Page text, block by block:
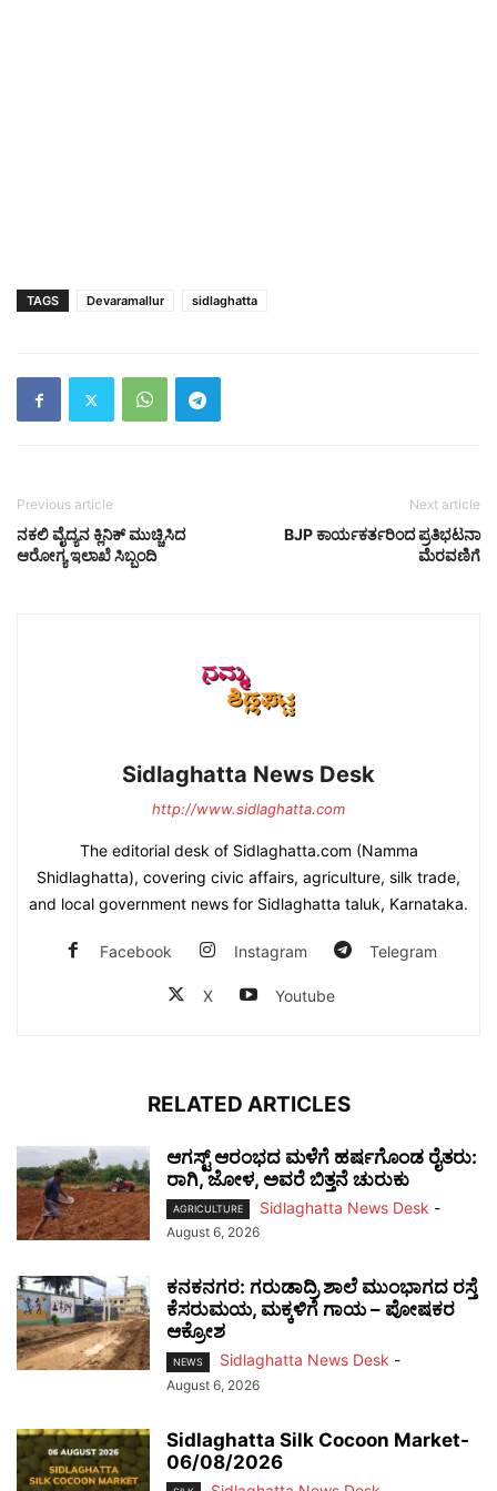
TAGS Devaramallur sidlaghatta
Previous article
ನಕಲಿ ವೈದ್ಯನ ಕ್ಲಿನಿಕ್ ಮುಚ್ಚಿಸಿದ
ಆರೋಗ್ಯ ಇಲಾಖೆ ಸಿಬ್ಬಂದಿ
Next article
BJP ಕಾರ್ಯಕರ್ತರಿಂದ ಪ್ರತಿಭಟನಾ
ಮೆರವಣಿಗೆ
Sidlaghatta News Desk
http://www.sidlaghatta.com
The editorial desk of Sidlaghatta.com (Namma
Shidlaghatta), covering civic affairs, agriculture, silk trade,
and local government news for Sidlaghatta taluk, Karnataka.
Facebook Instagram Telegram
X Youtube
RELATED ARTICLES
ಆಗಸ್ಟ್ ಆರಂಭದ ಮಳೆಗೆ ಹರ್ಷಗೊಂಡ ರೈತರು:
ರಾಗಿ, ಜೋಳ, ಅವರೆ ಬಿತ್ತನೆ ಚುರುಕು
AGRICULTURE Sidlaghatta News Desk -
August 6, 2026
ಕನಕನಗರ: ಗರುಡಾದ್ರಿ ಶಾಲೆ ಮುಂಭಾಗದ ರಸ್ತೆ
ಕೆಸರುಮಯ, ಮಕ್ಕಳಿಗೆ ಗಾಯ – ಪೋಷಕರ
ಆಕ್ರೋಶ
NEWS Sidlaghatta News Desk -
August 6, 2026
Sidlaghatta Silk Cocoon Market-
06/08/2026